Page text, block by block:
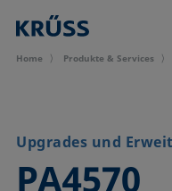
Home Produkte & Services
Upgrades und
PA4570
–